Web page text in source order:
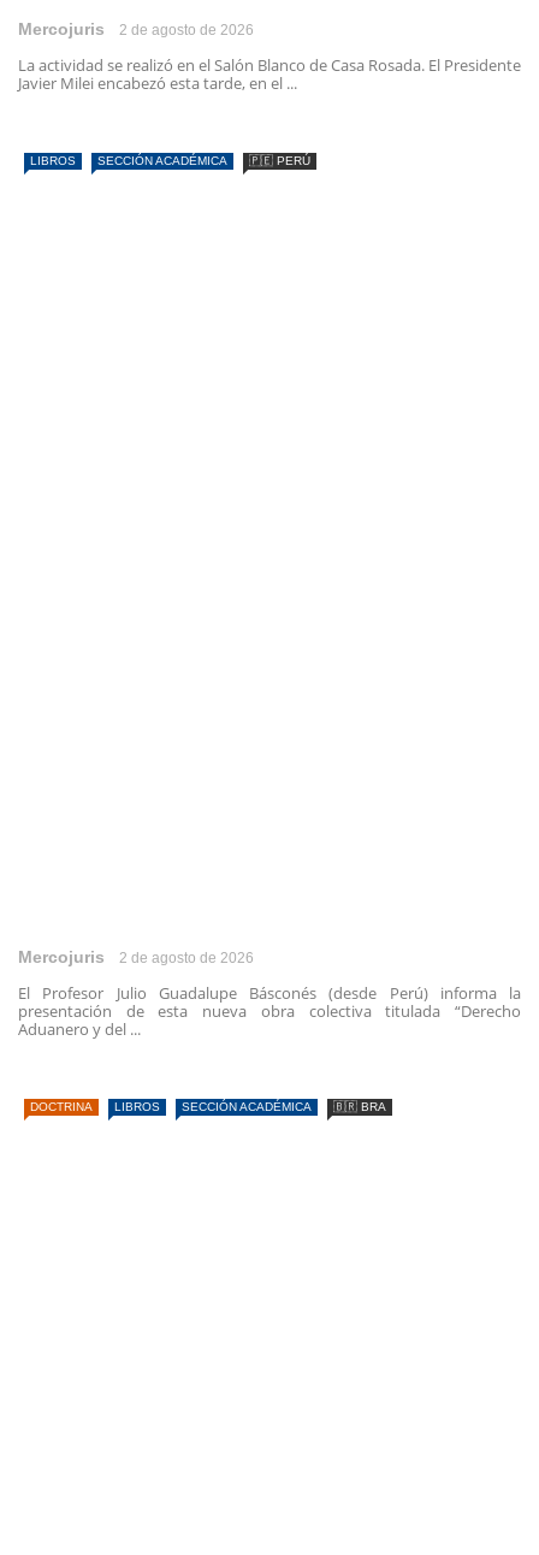
Mercojuris 2 de agosto de 2026
La actividad se realizó en el Salón Blanco de Casa Rosada. El Presidente
Javier Milei encabezó esta tarde, en el ...
LIBROS SECCIÓN ACADÉMICA 🇵🇪 PERÚ
Mercojuris 2 de agosto de 2026
El Profesor Julio Guadalupe Básconés (desde Perú) informa la
presentación de esta nueva obra colectiva titulada “Derecho
Aduanero y del ...
DOCTRINA LIBROS SECCIÓN ACADÉMICA 🇧🇷 BRA